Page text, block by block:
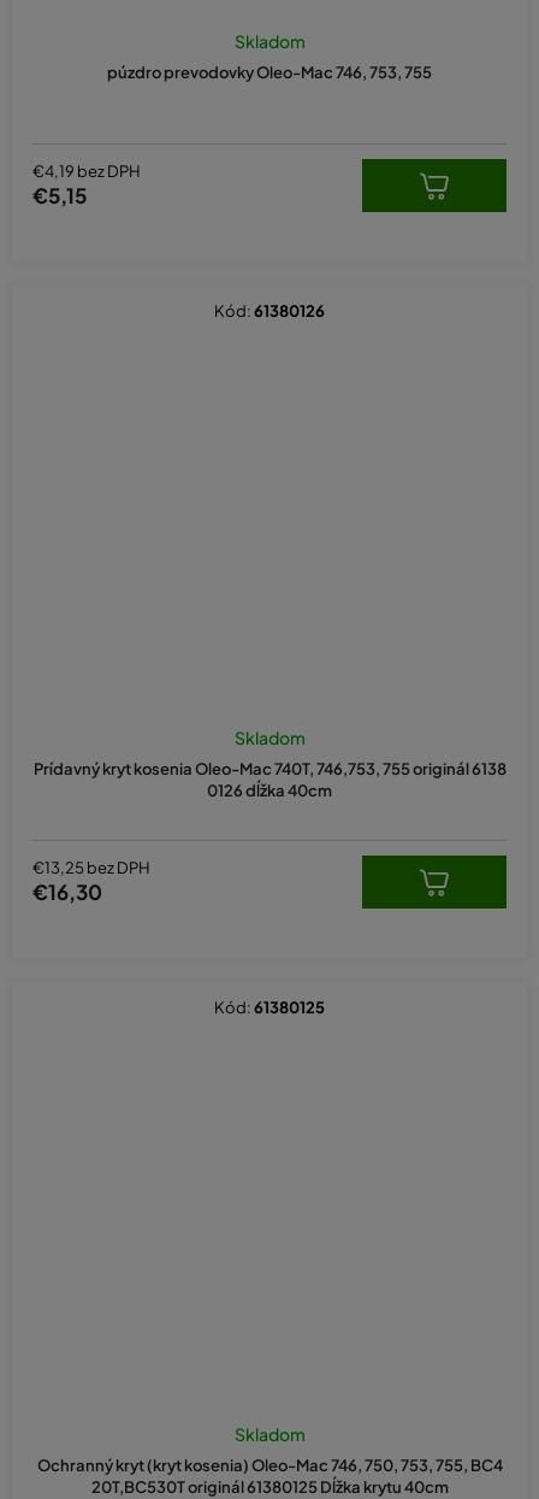
púzdro prevodovky Oleo-Mac 746, 753, 755
Skladom
€4,19 bez DPH
€5,15
Prídavný kryt kosenia Oleo-Mac 740T, 746,753, 755 originál 6138
0126 dĺžka 40cm
Skladom
€13,25 bez DPH
€16,30
Kód:61380126
Ochranný kryt (kryt kosenia) Oleo-Mac 746, 750, 753, 755, BC4
20T,BC530T originál 61380125 Dĺžka krytu 40cm
Skladom
Kód:61380125